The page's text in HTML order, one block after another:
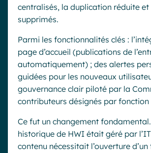
centralisés, la duplication réduite
supprimés.
Parmi les fonctionnalités clés :
page d’accueil (publications de
automatiquement) ; des alertes
guidées pour les nouveaux
gouvernance clair piloté par la
contributeurs désignés par
Ce fut un changement
historique de HWI était géré par
contenu nécessitait l’ouverture